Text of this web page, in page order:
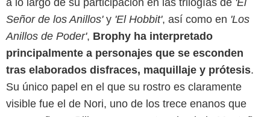
Señor de los Anillos' y 'El Hobbit', así como en 'Los
Anillos de Poder', Brophy ha interpretado
principalmente a personajes que se esconden
tras elaborados disfraces, maquillaje y prótesis.
Su único papel en el que su rostro es claramente
visible fue el de Nori, uno de los trece enanos que
El Anillo Único